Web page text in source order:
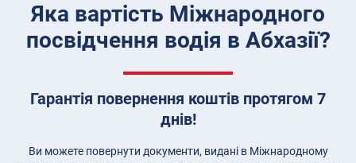
Яка вартість Міжнародного
посвідчення водія в Абхазії?
Гарантія повернення коштів протягом 7
днів!
Ви можете повернути документи, видані в Міжнародному